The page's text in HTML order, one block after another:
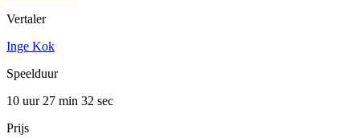
Vertaler
Inge Kok
Speelduur
10 uur 27 min 32 sec
Prijs